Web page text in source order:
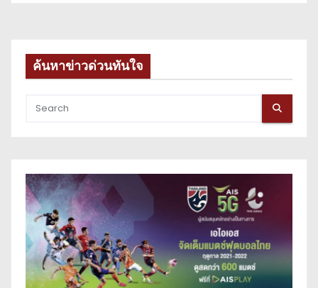
ค้นหาข่าวด่วนทันใจ